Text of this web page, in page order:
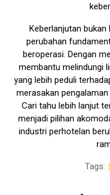
Keberlanjutan
perubahan
beroperasi. Dengan
membantu melindungi
yang lebih peduli
merasakan
Cari tahu lebih lanjut
menjadi pilihan
industri perhotelan
Tags: